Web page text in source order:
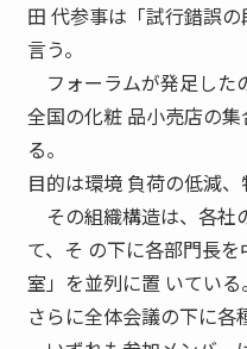
田 代参事は「試行錯誤
言う。
フォーラムが発足した
全国の化粧 品小売店の
る。
目的は環境 負荷の低減
その組織構造は、各社
て、そ の下に各部門長
室」を並列に置 いている。
さらに全体会議の下に各